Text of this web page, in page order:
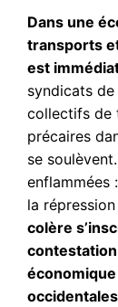
Dans une
transports
est
syndicats
collectifs de
précaires
se
enflammées
la
colère